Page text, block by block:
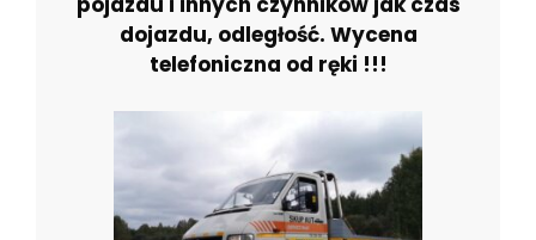
dojazdu, odległość. Wycena
telefoniczna od ręki !!!